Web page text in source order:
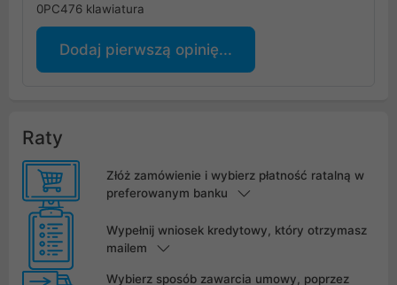
0PC476 klawiatura
Dodaj pierwszą opinię...
Raty
Złóż zamówienie i wybierz płatność ratalną w
preferowanym banku
Wypełnij wniosek kredytowy, który otrzymasz
mailem
Wybierz sposób zawarcia umowy, poprzez